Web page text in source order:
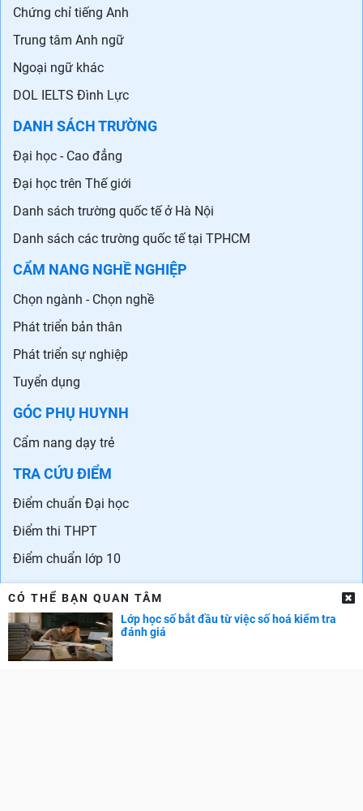
Chứng chỉ tiếng Anh
Trung tâm Anh ngữ
Ngoại ngữ khác
DOL IELTS Đình Lực
DANH SÁCH TRƯỜNG
Đại học - Cao đẳng
Đại học trên Thế giới
Danh sách trường quốc tế ở Hà Nội
Danh sách các trường quốc tế tại TPHCM
CẨM NANG NGHỀ NGHIỆP
Chọn ngành - Chọn nghề
Phát triển bản thân
Phát triển sự nghiệp
Tuyển dụng
GÓC PHỤ HUYNH
Cẩm nang dạy trẻ
TRA CỨU ĐIỂM
Điểm chuẩn Đại học
Điểm thi THPT
Điểm chuẩn lớp 10
CÓ THỂ BẠN QUAN TÂM
Lớp học số bắt đầu từ việc số hoá kiểm tra
đánh giá